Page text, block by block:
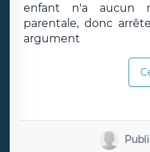
enfant n'a aucun
parentale, donc
argument